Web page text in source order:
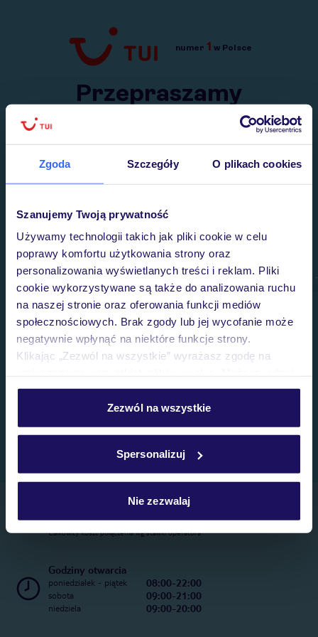
Zgoda Szczegóły O plikach cookies
Szanujemy Twoją prywatność
Używamy technologii takich jak pliki cookie w celu
poprawy komfortu użytkowania strony oraz
personalizowania wyświetlanych treści i reklam. Pliki
cookie wykorzystywane są także do analizowania ruchu
na naszej stronie oraz oferowania funkcji mediów
społecznościowych. Brak zgody lub jej wycofanie może
negatywnie wpłynąć na niektóre funkcje strony.
Klikając „Zezwól na wszystkie” wyrażasz zgodę na
personalizować swój wybór wchodząc w zakładkę
Szczegółowe informacje o plikach cookie znajdziesz
Zezwól na wszystkie
Spersonalizuj
Nie zezwalaj
Przejdź do TUI.pl
numer 1 w Polsce
Przepraszamy
Wysłaliśmy nasz serwis na krótkie wakacje.
Telefoniczne Centrum Rezerwacji
22 270 31 20
Całkowity koszt połączenia wg stawki operatora
Godziny otwarcia
poniedziałek - piątek 08:00-22:00
sobota 09:00-21:00
niedziela 09:00-20:00